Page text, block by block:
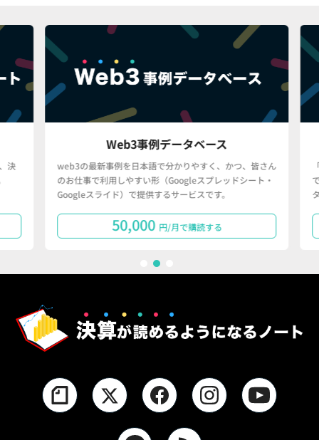
Web3事例データベース
web3の最新事例を日本語で分かりやすく、かつ、皆さん
のお仕事で利用しやすい形（Googleスプレッドシート・
Googleスライド）で提供するサービスです。
50,000 円/月で購読する